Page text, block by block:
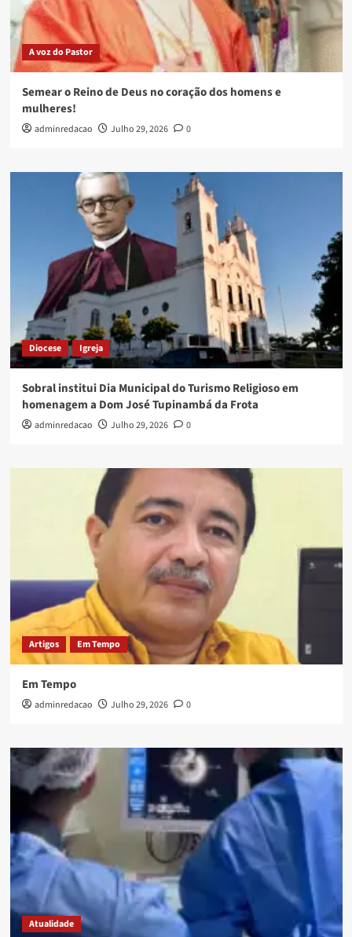
A voz do Pastor
Semear o Reino de Deus no coração dos homens e
mulheres!
adminredacao Julho 29, 2026 0
Diocese Igreja
Sobral institui Dia Municipal do Turismo Religioso em
homenagem a Dom José Tupinambá da Frota
adminredacao Julho 29, 2026 0
Artigos Em Tempo
Em Tempo
adminredacao Julho 29, 2026 0
Atualidade